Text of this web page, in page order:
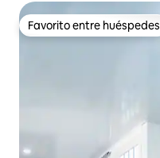
Favorito entre huéspedes
Favorito entre huéspedes